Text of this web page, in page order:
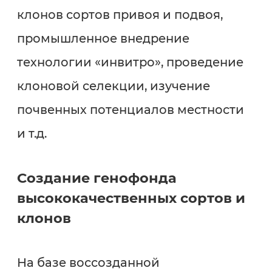
клонов сортов привоя и подвоя,
промышленное внедрение
технологии «инвитро», проведение
клоновой селекции, изучение
почвенных потенциалов местности
и т.д.
Создание генофонда
высококачественных сортов и
клонов
На базе воссозданной